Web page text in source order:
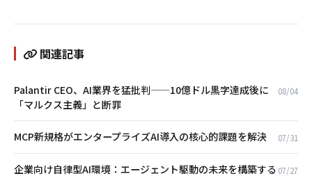
関連記事
Palantir CEO、AI業界を猛批判——10億ドル黒字達成後に
「マルクス主義」と断罪
08/04
MCP新規格がエンタープライズAI導入の核心的課題を解決 07/31
企業向け自律型AI環境：エージェント駆動の未来を構築する 07/27